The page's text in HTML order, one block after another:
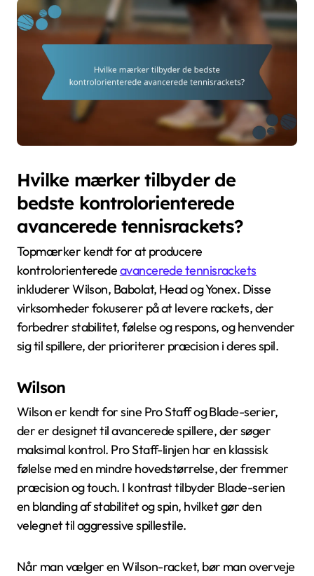
Hvilke mærker tilbyder de
bedste kontrolorienterede
avancerede tennisrackets?
Topmærker kendt for at producere
kontrolorienteredeavancerede tennisrackets
inkluderer Wilson, Babolat, Head og Yonex. Disse
virksomheder fokuserer på at levere rackets, der
forbedrer stabilitet, følelse og respons, og henvender
sig til spillere, der prioriterer præcision i deres spil.
Wilson
Wilson er kendt for sine Pro Staff og Blade-serier,
der er designet til avancerede spillere, der søger
maksimal kontrol. Pro Staff-linjen har en klassisk
følelse med en mindre hovedstørrelse, der fremmer
præcision og touch. I kontrast tilbyder Blade-serien
en blanding af stabilitet og spin, hvilket gør den
velegnet til aggressive spillestile.
Når man vælger en Wilson-racket, bør man overveje